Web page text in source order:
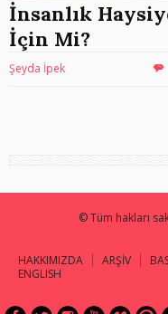
İnsanlık
İçin Mi?
Şeyda İpek
© Tüm hakları
HAKKIMIZDA ARŞİV
ENGLISH